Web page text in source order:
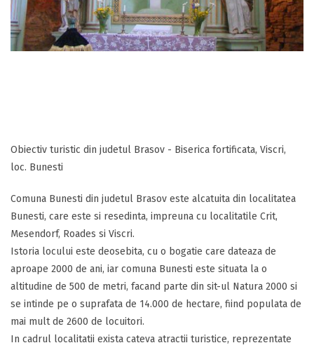
Obiectiv turistic din judetul Brasov - Biserica fortificata, Viscri,
loc. Bunesti
Comuna Bunesti din judetul Brasov este alcatuita din localitatea
Bunesti, care este si resedinta, impreuna cu localitatile Crit,
Mesendorf, Roades si Viscri.
Istoria locului este deosebita, cu o bogatie care dateaza de
aproape 2000 de ani, iar comuna Bunesti este situata la o
altitudine de 500 de metri, facand parte din sit-ul Natura 2000 si
se intinde pe o suprafata de 14.000 de hectare, fiind populata de
mai mult de 2600 de locuitori.
In cadrul localitatii exista cateva atractii turistice, reprezentate